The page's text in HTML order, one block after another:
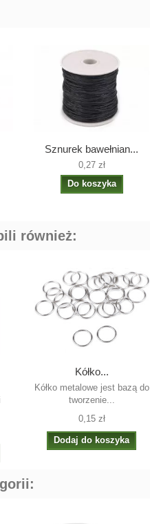
Sznurek bawełnian...
0,27 zł
Do koszyka
również:
Kółko...
Kółko metalowe jest bazą do
tworzenie...
0,15 zł
Dodaj do koszyka